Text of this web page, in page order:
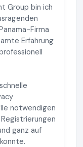
Group bin ich
Firma
Erfahrung
notwendigen
ganz auf